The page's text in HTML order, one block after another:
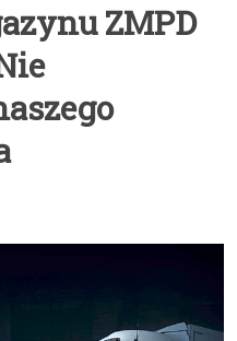
ZMPD